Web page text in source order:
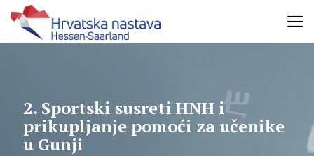
2. Sportski susreti HNH i
prikupljanje pomoći za učenike
u Gunji